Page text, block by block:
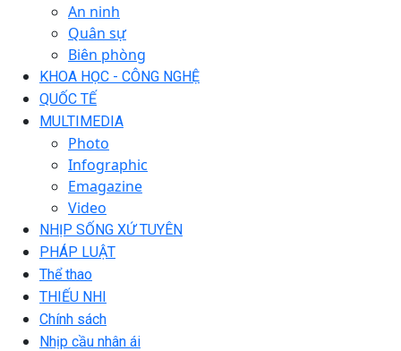
An ninh
Quân sự
Biên phòng
KHOA HỌC - CÔNG NGHỆ
QUỐC TẾ
MULTIMEDIA
Photo
Infographic
Emagazine
Video
NHỊP SỐNG XỨ TUYÊN
PHÁP LUẬT
Thể thao
THIẾU NHI
Chính sách
Nhịp cầu nhân ái